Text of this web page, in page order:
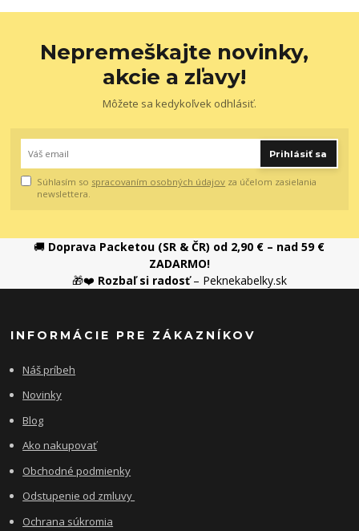
Nepremeškajte novinky,
akcie a zľavy!
Môžete sa kedykoľvek odhlásiť.
Prihlásiť sa
Súhlasím so spracovaním osobných údajov za účelom zasielania
newslettera.
🚚 Doprava Packetou (SR & ČR) od 2,90 € – nad 59 €
ZADARMO!
🎁❤️ Rozbaľ si radosť– Peknekabelky.sk
INFORMÁCIE PRE ZÁKAZNÍKOV
Náš príbeh
Novinky
Blog
Ako nakupovať
Obchodné podmienky
Odstupenie od zmluvy
Ochrana súkromia